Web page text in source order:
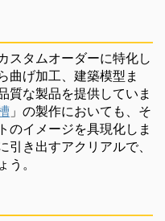
スタムオーダーに特化し
曲げ加工、建築模型ま
質な製品を提供していま
」の製作においても、そ
のイメージを具現化しま
き出すアクリアルで、
。